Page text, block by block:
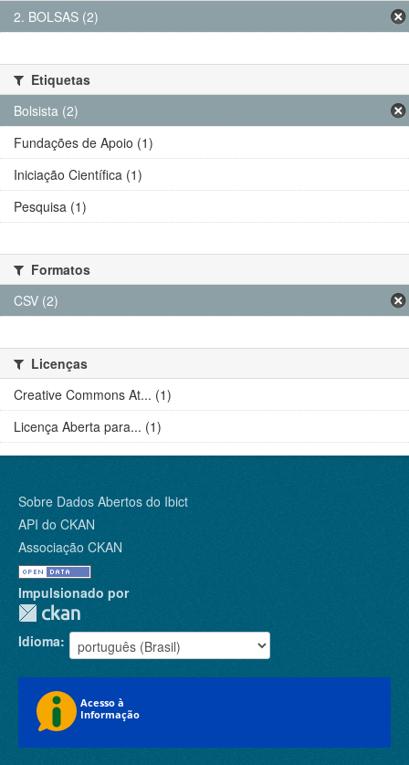
2. BOLSAS (2)
Etiquetas
Bolsista (2)
Fundações de Apoio (1)
Iniciação Científica (1)
Pesquisa (1)
Formatos
CSV (2)
Licenças
Creative Commons At... (1)
Licença Aberta para... (1)
Sobre Dados Abertos do Ibict
API do CKAN
Associação CKAN
Impulsionado por
Idioma